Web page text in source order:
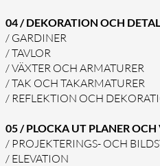
04 / DEKORATION OCH
/ GARDINER
/ TAVLOR
/ VÄXTER OCH ARMATURER
/ TAK OCH TAKARMATURER
/ REFLEKTION OCH
05 / PLOCKA UT PLANER OCH
/ PROJEKTERINGS- OCH
/ ELEVATION